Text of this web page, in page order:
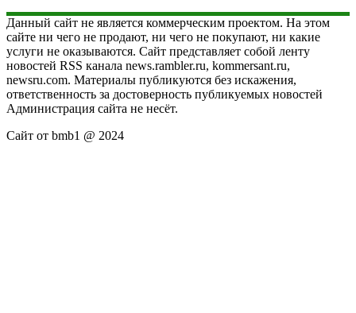
Данный сайт не является коммерческим проектом. На этом
сайте ни чего не продают, ни чего не покупают, ни какие
услуги не оказываются. Сайт представляет собой ленту
новостей RSS канала news.rambler.ru, kommersant.ru,
newsru.com. Материалы публикуются без искажения,
ответственность за достоверность публикуемых новостей
Администрация сайта не несёт.
Сайт от bmb1 @ 2024